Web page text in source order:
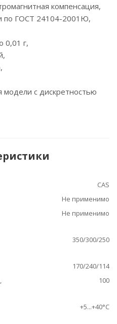
компенсация,
по ГОСТ 24104-2001Ю,
0,01 г,
с дискретностью
CAS
Не применимо
Не применимо
350/300/250
170/240/114
100
+5...+40°С